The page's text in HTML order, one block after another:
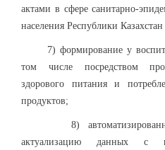
актами в сфере санитарно-
населения Республики
7) формирование у
том числе посредством
здорового питания и
продуктов;
8)
актуализацию данных с